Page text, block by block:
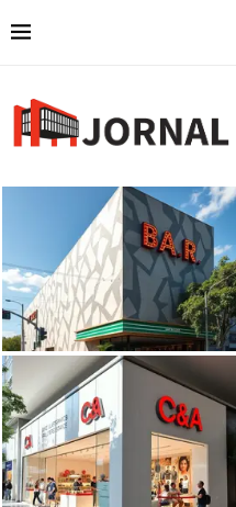
Bar Brahma abre as portas na
região da Paulista com projeto
de...
C&A abrirá nova unidade na
Avenida Paulista em agosto, em
meio à...